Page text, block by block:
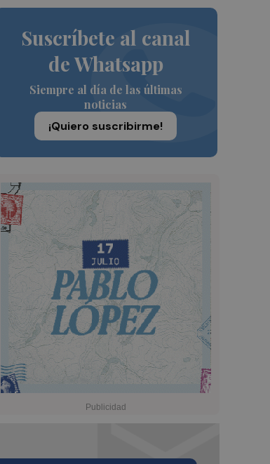
Suscríbete al canal
de Whatsapp
Siempre al día de las últimas
noticias
¡Quiero suscribirme!